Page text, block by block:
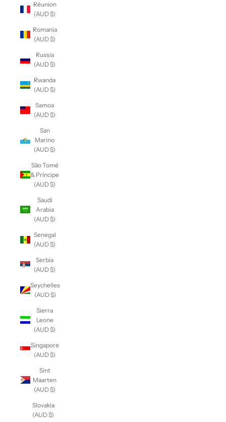
Réunion
(AUD $)
Romania
(AUD $)
Russia
(AUD $)
Rwanda
(AUD $)
Samoa
(AUD $)
San
Marino
(AUD $)
São Tomé
& Príncipe
(AUD $)
Saudi
Arabia
(AUD $)
Senegal
(AUD $)
Serbia
(AUD $)
Seychelles
(AUD $)
Sierra
Leone
(AUD $)
Singapore
(AUD $)
Sint
Maarten
(AUD $)
Slovakia
(AUD $)